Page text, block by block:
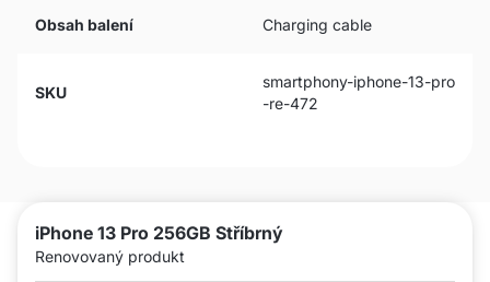
iPhone 13 Pro 256GB Stříbrný
Renovovaný produkt
Obsah balení Charging cable
SKU
smartphony-iphone-13-pro
-re-472